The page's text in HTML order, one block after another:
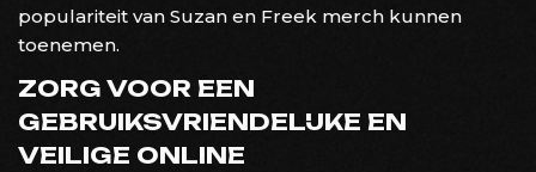
populariteit van Suzan en Freek merch kunnen
toenemen.
ZORG VOOR EEN
GEBRUIKSVRIENDELIJKE EN
VEILIGE ONLINE